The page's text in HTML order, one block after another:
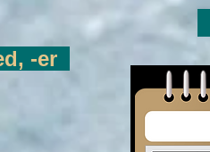
-er